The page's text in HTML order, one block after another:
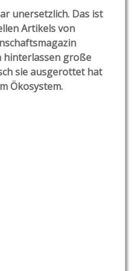
unersetzlich. Das ist
Artikels von
hinterlassen große
sie ausgerottet hat
Ökosystem.